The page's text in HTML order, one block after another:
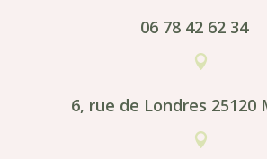
06 78 42 62 34

6, rue de Londres 25120
